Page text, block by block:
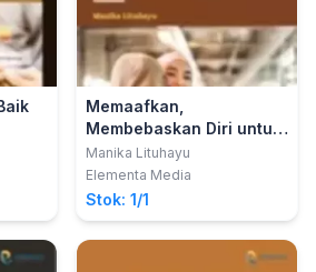
Memaafkan,
Membebaskan Diri untuk
Menjadi Pribadi yang
Lebih Baik
Manika Lituhayu
Elementa Media
Stok: 1/1